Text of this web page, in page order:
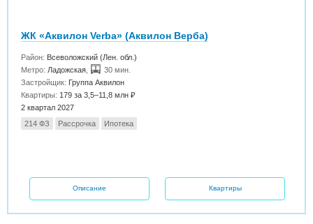
ЖК «Аквилон Verba» (Аквилон Верба)
Район: Всеволожский (Лен. обл.)
Метро: Ладожская
30 мин.
Застройщик: Группа Аквилон
Квартиры: 179 за 3,5–11,8 млн ₽
2 квартал 2027
214 ФЗ
Рассрочка Ипотека
Описание Квартиры